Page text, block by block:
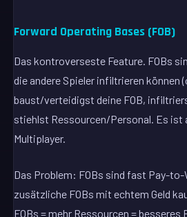
Forward Operating Bases (FOB)
Das kontroverseste Feature. FOBs
die andere Spieler infiltrieren können
baust/verteidigst deine FOB,
stiehlst Ressourcen/Personal. Es ist
Multiplayer.
Das Problem: FOBs sind fast Pay-to-
zusätzliche FOBs mit echtem Geld
FOBs = mehr Ressourcen =